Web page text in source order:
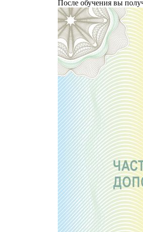
После обучения вы